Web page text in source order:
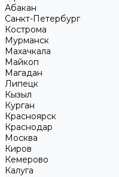
Абакан
Санкт-Петербург
Кострома
Мурманск
Махачкала
Майкоп
Магадан
Липецк
Кызыл
Курган
Красноярск
Краснодар
Москва
Киров
Кемерово
Калуга